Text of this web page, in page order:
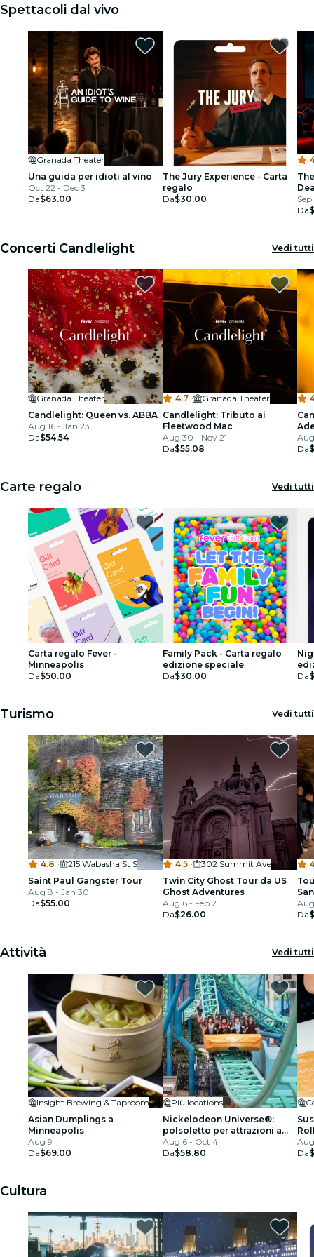
Spettacoli dal vivo
Granada Theater
Una guida per idioti al vino
Oct 22 - Dec 3
Da$63.00
The Jury Experience - Carta
regalo
Da$30.00
Sep
Da
Concerti Candlelight Vedi tutti
Granada Theater
Candlelight: Queen vs. ABBA
Aug 16 - Jan 23
Da$54.54
4.7 ·
Granada Theater
Candlelight: Tributo ai
Fleetwood Mac
Aug 30 - Nov 21
Da$55.08
Da
Carte regalo Vedi tutti
Carta regalo Fever -
Minneapolis
Da$50.00
Family Pack - Carta regalo
edizione speciale
Da$30.00
Da
Turismo Vedi tutti
4.8 ·
215 Wabasha St S
Saint Paul Gangster Tour
Aug 8 - Jan 30
Da$55.00
4.5 ·
302 Summit Ave
Twin City Ghost Tour da US
Ghost Adventures
Aug 6 - Feb 2
Da$26.00
Da
Attività Vedi tutti
Insight Brewing & Taproom
Asian Dumplings a
Minneapolis
Aug 9
Da$69.00
Più locations
Nickelodeon Universe®:
polsoletto per attrazioni a
consumo illimitato al Mall of
America MN
Aug 6 - Oct 4
Da$58.80
Da
Cultura